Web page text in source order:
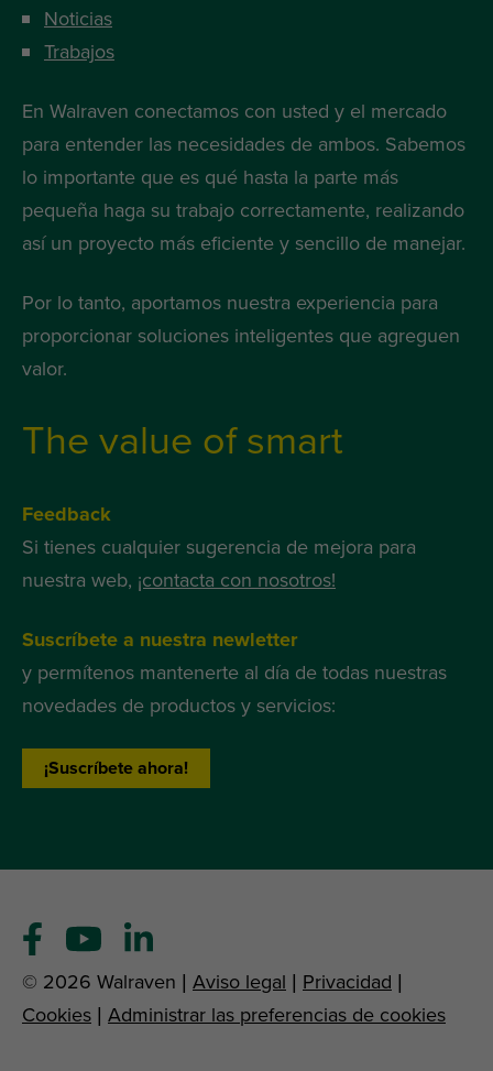
Noticias
Trabajos
En Walraven conectamos con usted y el mercado
para entender las necesidades de ambos. Sabemos
lo importante que es qué hasta la parte más
pequeña haga su trabajo correctamente, realizando
así un proyecto más eficiente y sencillo de manejar.
Por lo tanto, aportamos nuestra experiencia para
proporcionar soluciones inteligentes que agreguen
valor.
The value of smart
Feedback
Si tienes cualquier sugerencia de mejora para
nuestra web, ¡contacta con nosotros!
Suscríbete a nuestra newletter
y permítenos mantenerte al día de todas nuestras
novedades de productos y servicios:
¡Suscríbete ahora!
© 2026 Walraven | Aviso legal | Privacidad |
Cookies | Administrar las preferencias de cookies